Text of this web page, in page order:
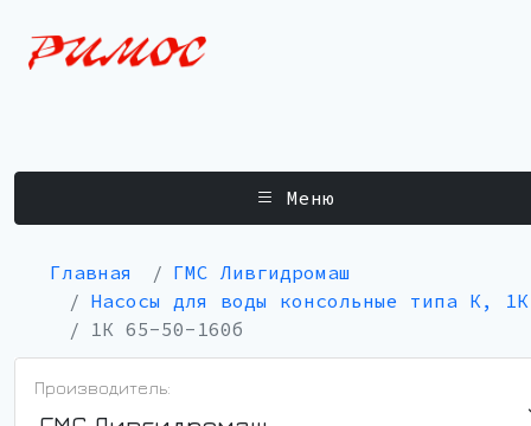
Меню
Главная
ГМС Ливгидромаш
Насосы для воды консольные типа К, 1К
1К 65-50-160б
Производитель: